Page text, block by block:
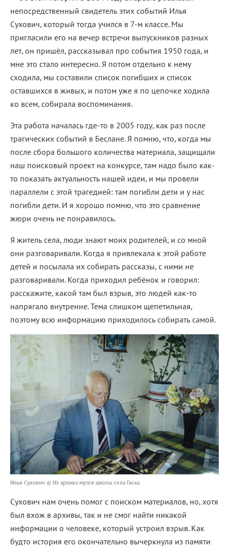
непосредственный свидетель этих событий Илья
Сухович, который тогда учился в 7-м классе. Мы
пригласили его на вечер встречи выпускников разных
лет, он пришёл, рассказывал про события 1950 года, и
мне это стало интересно. Я потом отдельно к нему
сходила, мы составили список погибших и список
оставшихся в живых, и потом уже я по цепочке ходила
ко всем, собирала воспоминания.
Эта работа началась где-то в 2005 году, как раз после
трагических событий в Беслане. Я помню, что, когда мы
после сбора большого количества материала, защищали
наш поисковый проект на конкурсе, там надо было как-
то показать актуальность нашей идеи, и мы провели
параллели с этой трагедией: там погибли дети и у нас
погибли дети. И я хорошо помню, что это сравнение
жюри очень не понравилось.
Я житель села, люди знают моих родителей, и со мной
они разговаривали. Когда я привлекала к этой работе
детей и посылала их собирать рассказы, с ними не
разговаривали. Когда приходил ребёнок и говорил:
расскажите, какой там был взрыв, это людей как-то
напрягало внутренне. Тема слишком щепетильная,
поэтому всю информацию приходилось собирать самой.
Илья Сухович © Из архива музея школы села Гиска
Сухович нам очень помог с поиском материалов, но, хотя
был вхож в архивы, так и не смог найти никакой
информации о человеке, который устроил взрыв. Как
будто история его окончательно вычеркнула из памяти